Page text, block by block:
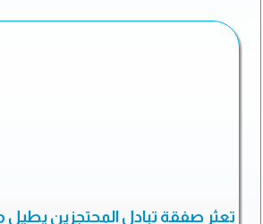
تعثر صفقة تبادل المحتجزين يطيل